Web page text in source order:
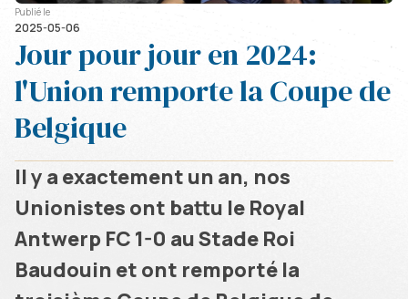
Publié le
2025-05-06
Jour pour jour en 2024:
l'Union remporte la Coupe de
Belgique
Il y a exactement un an, nos
Unionistes ont battu le Royal
Antwerp FC 1-0 au Stade Roi
Baudouin et ont remporté la